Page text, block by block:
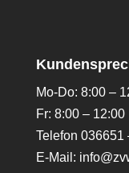
Mo-Do: 8:00 –
Fr: 8:00 – 12:00
Telefon 036651
E-Mail: